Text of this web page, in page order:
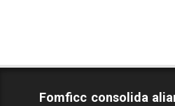
Fomficc consolida